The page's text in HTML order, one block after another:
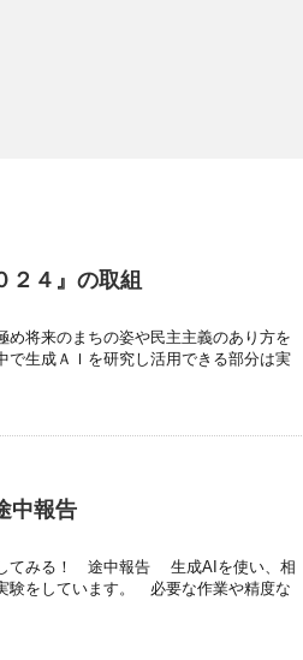
２４』の取組
将来のまちの姿や民主主義のあり方を
で生成ＡＩを研究し活用できる部分は実
中報告
してみる！ 途中報告 生成AIを使い、相
験をしています。 必要な作業や精度な